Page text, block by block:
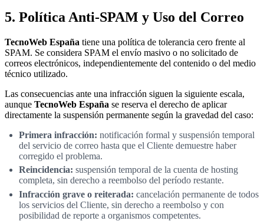
5. Política Anti-SPAM y Uso del Correo
TecnoWeb España tiene una política de tolerancia cero frente al
SPAM. Se considera SPAM el envío masivo o no solicitado de
correos electrónicos, independientemente del contenido o del medio
técnico utilizado.
Las consecuencias ante una infracción siguen la siguiente escala,
aunque TecnoWeb España se reserva el derecho de aplicar
directamente la suspensión permanente según la gravedad del caso:
Primera infracción: notificación formal y suspensión temporal
del servicio de correo hasta que el Cliente demuestre haber
corregido el problema.
Reincidencia: suspensión temporal de la cuenta de hosting
completa, sin derecho a reembolso del período restante.
Infracción grave o reiterada: cancelación permanente de todos
los servicios del Cliente, sin derecho a reembolso y con
posibilidad de reporte a organismos competentes.